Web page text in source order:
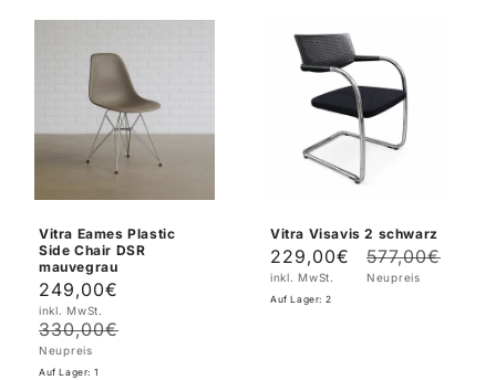
Vitra Eames Plastic
Side Chair DSR
mauvegrau
Verkaufspreis
249,00€
inkl. MwSt.
330,00€
Neupreis
Auf Lager: 1
Vitra Visavis 2 schwarz
Verkaufspreis
229,00€
inkl. MwSt.
Normaler
Preis
577,00€
Neupreis
Auf Lager: 2